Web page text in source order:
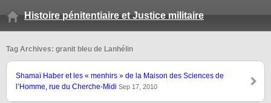
Histoire pénitentiaire et Justice militaire
Tag Archives: granit bleu de Lanhélin
Shamaï Haber et les « menhirs » de la Maison des Sciences de
l’Homme, rue du Cherche-Midi Sep 17, 2010